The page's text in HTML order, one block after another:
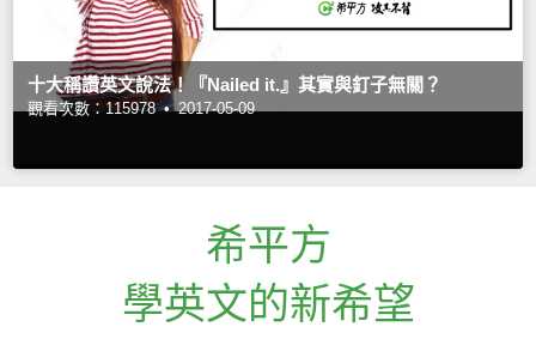
十大稱讚英文說法！『Nailed it.』其實與釘子無關？
觀看次數：115978 • 2017-05-09
希平方
學英文的新希望